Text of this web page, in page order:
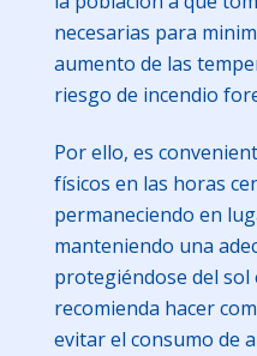
necesarias para
aumento de las
riesgo de incendio
Por ello, es
físicos en las horas
permaneciendo en
manteniendo una
protegiéndose del sol
recomienda hacer
evitar el consumo de